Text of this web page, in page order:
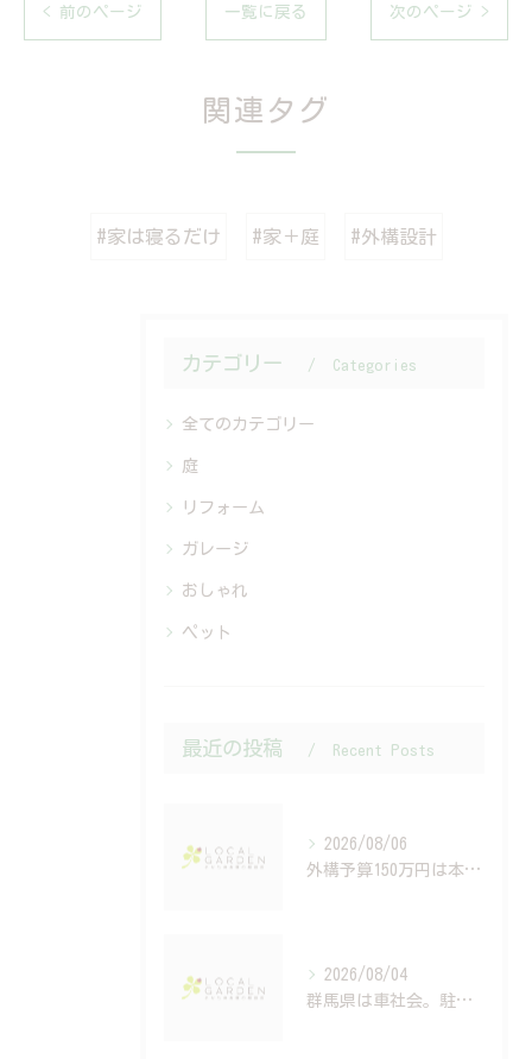
< 前のページ 一覧に戻る 次のページ >
関連タグ
#家は寝るだけ #家＋庭 #外構設計
カテゴリー Categories
全てのカテゴリー
庭
リフォーム
ガレージ
おしゃれ
ペット
最近の投稿 Recent Posts
2026/08/06
外構予算150万円は本当？建築費高騰時代の資金計画と住宅ローンの考え方
2026/08/04
群馬県は車社会。駐車場設計で後悔する人の共通点